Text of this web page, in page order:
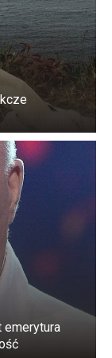
instytucje
zgłaszania
15 000 euro
bank
emerytura